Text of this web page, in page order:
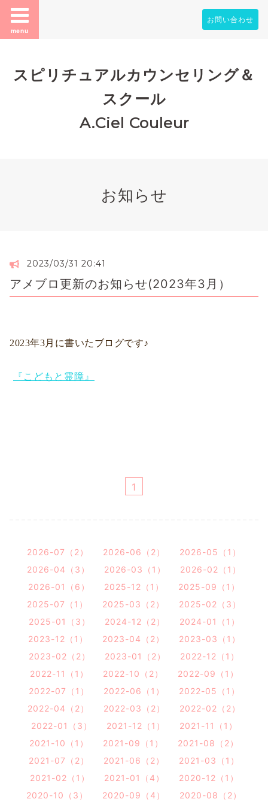
menu
お問い合わせ
スピリチュアルカウンセリング＆
スクール
A.Ciel Couleur
お知らせ
2023/03/31 20:41
アメブロ更新のお知らせ(2023年3月）
2023年3月に書いた ブログです♪
『こどもと霊障』
1
2026-07（2） 2026-06（2）
2026-05（1）
2026-04（3）
2026-03（1）
2026-02（1）
2026-01（6）
2025-12（1）
2025-09（1）
2025-07（1）
2025-03（2）
2025-02（3）
2025-01（3）
2024-12（2）
2024-01（1）
2023-12（1）
2023-04（2）
2023-03（1）
2023-02（2）
2023-01（2）
2022-12（1）
2022-11（1）
2022-10（2）
2022-09（1）
2022-07（1）
2022-06（1）
2022-05（1）
2022-04（2）
2022-03（2）
2022-02（2）
2022-01（3）
2021-12（1）
2021-11（1）
2021-10（1）
2021-09（1）
2021-08（2）
2021-07（2）
2021-06（2）
2021-03（1）
2021-02（1）
2021-01（4）
2020-12（1）
2020-10（3）
2020-09（4） 2020-08（2）